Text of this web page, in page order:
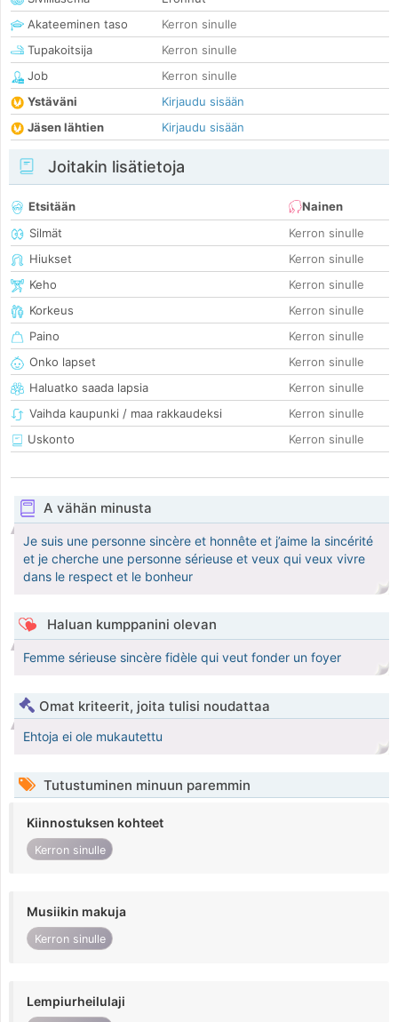
Akateeminen taso
Kerron sinulle
Tupakoitsija
Kerron sinulle
Job
Kerron sinulle
Ystäväni
Kirjaudu sisään
Jäsen lähtien
Kirjaudu sisään
Joitakin lisätietoja
Etsitään
Nainen
Silmät
Kerron sinulle
Hiukset
Kerron sinulle
Keho
Kerron sinulle
Korkeus
Kerron sinulle
Paino
Kerron sinulle
Onko lapset
Kerron sinulle
Haluatko saada lapsia
Kerron sinulle
Vaihda kaupunki / maa rakkaudeksi
Kerron sinulle
Uskonto
Kerron sinulle
A vähän minusta
Je suis une personne sincère et honnête et j’aime la sincérité
et je cherche une personne sérieuse et veux qui veux vivre
dans le respect et le bonheur
Haluan kumppanini olevan
Femme sérieuse sincère fidèle qui veut fonder un foyer
Omat kriteerit, joita tulisi noudattaa
Ehtoja ei ole mukautettu
Tutustuminen minuun paremmin
Kiinnostuksen kohteet
Kerron sinulle
Musiikin makuja
Kerron sinulle
Lempiurheilulaji